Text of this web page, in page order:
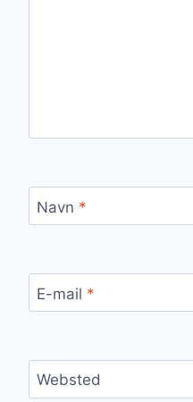
Navn *
E-mail *
Websted